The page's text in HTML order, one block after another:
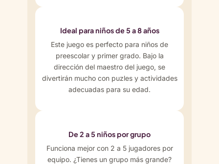
Ideal para niños de 5 a 8 años
Este juego es perfecto para niños de
preescolar y primer grado. Bajo la
dirección del maestro del juego, se
divertirán mucho con puzles y actividades
adecuadas para su edad.
De 2 a 5 niños por grupo
Funciona mejor con 2 a 5 jugadores por
equipo. ¿Tienes un grupo más grande?